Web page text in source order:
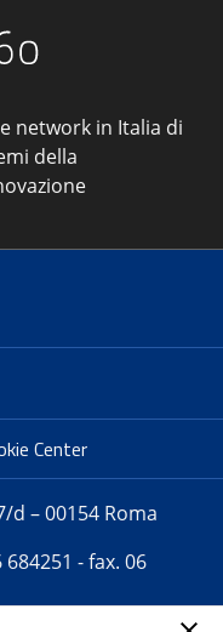
network in Italia di
della
Center
d – 00154 Roma
684251 - fax. 06